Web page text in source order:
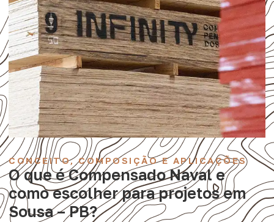
CONCEITO, COMPOSIÇÃO E APLICAÇÕES
O que é Compensado Naval e
como escolher para projetos em
Sousa – PB?